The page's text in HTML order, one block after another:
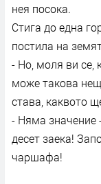
нея посока.
Стига до една
постила на
- Но, моля ви се,
може такова
става, каквото
- Няма
десет заека!
чаршафа!